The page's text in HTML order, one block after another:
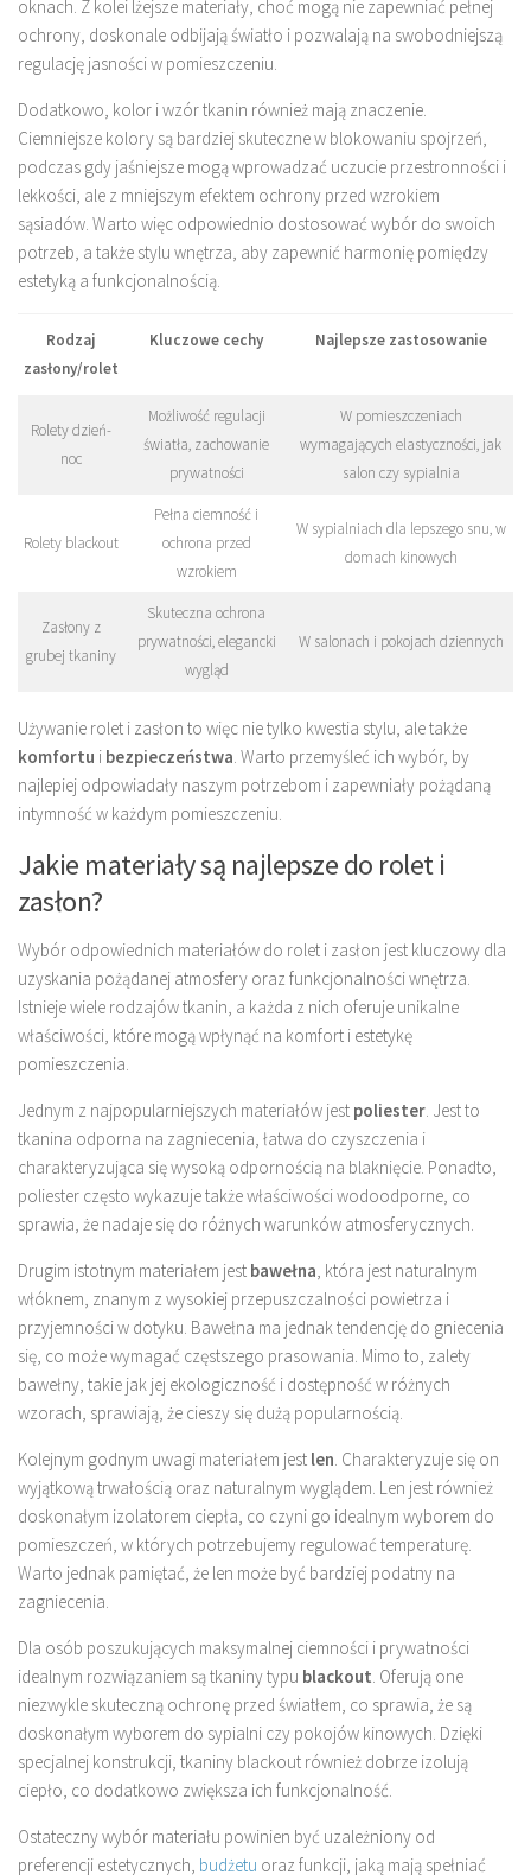
oknach. Z kolei lżejsze materiały, choć mogą nie zapewniać pełnej
ochrony, doskonale odbijają światło i pozwalają na swobodniejszą
regulację jasności w pomieszczeniu.
Dodatkowo, kolor i wzór tkanin również mają znaczenie.
Ciemniejsze kolory są bardziej skuteczne w blokowaniu spojrzeń,
podczas gdy jaśniejsze mogą wprowadzać uczucie przestronności i
lekkości, ale z mniejszym efektem ochrony przed wzrokiem
sąsiadów. Warto więc odpowiednio dostosować wybór do swoich
potrzeb, a także stylu wnętrza, aby zapewnić harmonię pomiędzy
estetyką a funkcjonalnością.
Rodzaj
zasłony/rolet
Kluczowe cechy Najlepsze zastosowanie
Rolety dzień-
noc
Możliwość regulacji
światła, zachowanie
prywatności
W pomieszczeniach
wymagających elastyczności, jak
salon czy sypialnia
Rolety blackout
Pełna ciemność i
ochrona przed
wzrokiem
W sypialniach dla lepszego snu, w
domach kinowych
Zasłony z
grubej tkaniny
Skuteczna ochrona
prywatności, elegancki
wygląd
W salonach i pokojach dziennych
Używanie rolet i zasłon to więc nie tylko kwestia stylu, ale także
komfortu i bezpieczeństwa. Warto przemyśleć ich wybór, by
najlepiej odpowiadały naszym potrzebom i zapewniały pożądaną
intymność w każdym pomieszczeniu.
Jakie materiały są najlepsze do rolet i
zasłon?
Wybór odpowiednich materiałów do rolet i zasłon jest kluczowy dla
uzyskania pożądanej atmosfery oraz funkcjonalności wnętrza.
Istnieje wiele rodzajów tkanin, a każda z nich oferuje unikalne
właściwości, które mogą wpłynąć na komfort i estetykę
pomieszczenia.
Jednym z najpopularniejszych materiałów jest poliester. Jest to
tkanina odporna na zagniecenia, łatwa do czyszczenia i
charakteryzująca się wysoką odpornością na blaknięcie. Ponadto,
poliester często wykazuje także właściwości wodoodporne, co
sprawia, że nadaje się do różnych warunków atmosferycznych.
Drugim istotnym materiałem jest bawełna, która jest naturalnym
włóknem, znanym z wysokiej przepuszczalności powietrza i
przyjemności w dotyku. Bawełna ma jednak tendencję do gniecenia
się, co może wymagać częstszego prasowania. Mimo to, zalety
bawełny, takie jak jej ekologiczność i dostępność w różnych
wzorach, sprawiają, że cieszy się dużą popularnością.
Kolejnym godnym uwagi materiałem jest len. Charakteryzuje się on
wyjątkową trwałością oraz naturalnym wyglądem. Len jest również
doskonałym izolatorem ciepła, co czyni go idealnym wyborem do
pomieszczeń, w których potrzebujemy regulować temperaturę.
Warto jednak pamiętać, że len może być bardziej podatny na
zagniecenia.
Dla osób poszukujących maksymalnej ciemności i prywatności
idealnym rozwiązaniem są tkaniny typu blackout. Oferują one
niezwykle skuteczną ochronę przed światłem, co sprawia, że są
doskonałym wyborem do sypialni czy pokojów kinowych. Dzięki
specjalnej konstrukcji, tkaniny blackout również dobrze izolują
ciepło, co dodatkowo zwiększa ich funkcjonalność.
Ostateczny wybór materiału powinien być uzależniony od
preferencji estetycznych, budżetu oraz funkcji, jaką mają spełniać